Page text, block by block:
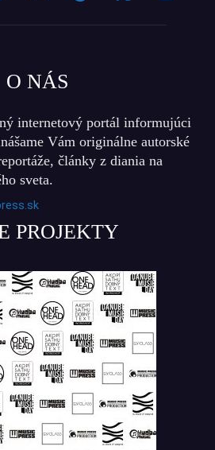
O NÁS
internetový portál informujúci
Vám originálne autorské
články z diania na
sveta.
PROJEKTY